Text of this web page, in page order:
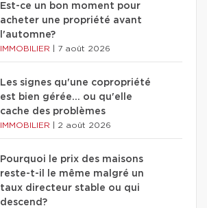
Est-ce un bon moment pour
acheter une propriété avant
l'automne?
IMMOBILIER 7 août 2026
Les signes qu'une copropriété
est bien gérée… ou qu'elle
cache des problèmes
IMMOBILIER 2 août 2026
Pourquoi le prix des maisons
reste-t-il le même malgré un
taux directeur stable ou qui
descend?